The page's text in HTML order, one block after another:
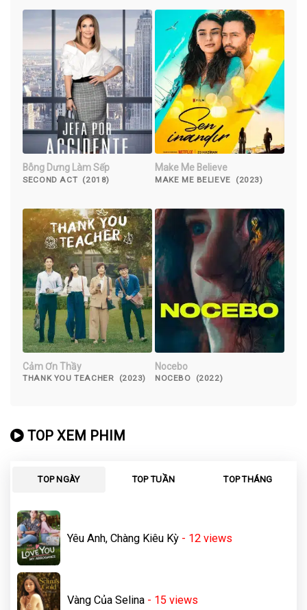
Bỗng Dưng Làm Sếp
SECOND ACT (2018)
Make Me Believe
MAKE ME BELIEVE (2023)
Cảm Ơn Thầy
THANK YOU TEACHER (2023)
Nocebo
NOCEBO (2022)
TOP XEM PHIM
TOP NGÀY TOP TUẦN TOP THÁNG
Yêu Anh, Chàng Kiêu Kỳ - 12views
Vàng Của Selina - 15views